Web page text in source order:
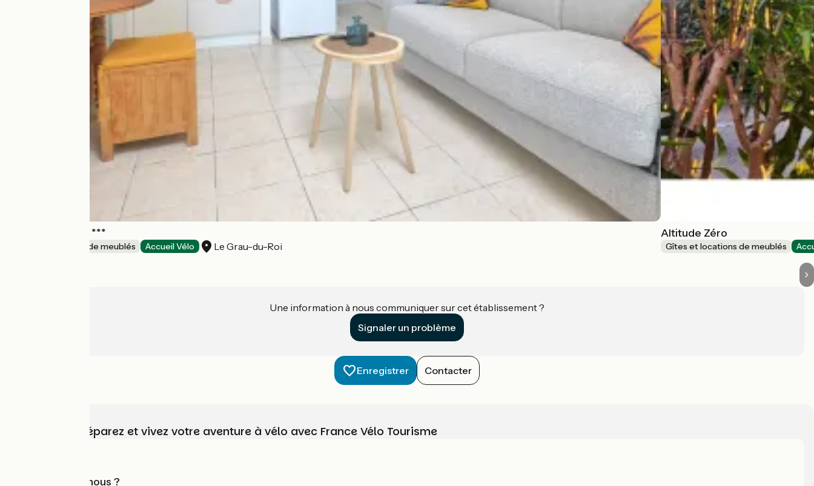
Villa Les Salines ***
Gîtes et locations de meublés Accueil Vélo Le Grau-du-Roi
Altitude Zéro
Gîtes et locations de meublés
Une information à nous communiquer sur cet établissement ?
Signaler un problème
Enregistrer Contacter
Choisissez, préparez et vivez votre aventure à vélo avec France Vélo Tourisme
Qui sommes-nous ?